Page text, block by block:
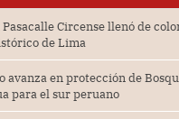
Pasacalle Circense llenó de
de Lima
avanza en protección de
para el sur peruano